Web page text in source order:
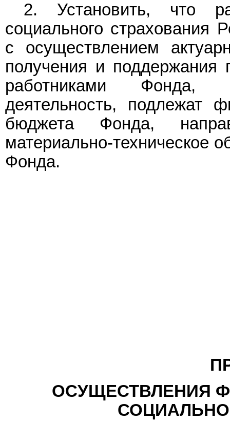
2. Установить, что
социального страхования
с осуществлением
получения и поддержания
работниками Фонда,
деятельность, подлежат
бюджета Фонда,
материально-техническое
Фонда.
ОСУЩЕСТВЛЕНИЯ